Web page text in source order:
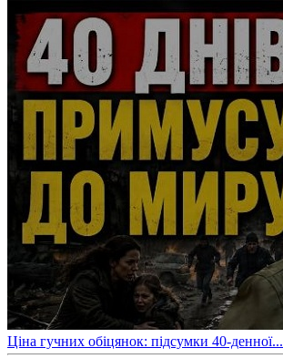
​Ціна гучних обіцянок: підсумки 40-денної...